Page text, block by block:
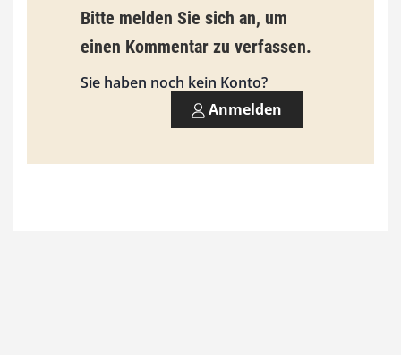
Bitte melden Sie sich an, um
einen Kommentar zu verfassen.
Sie haben noch kein Konto?
Anmelden